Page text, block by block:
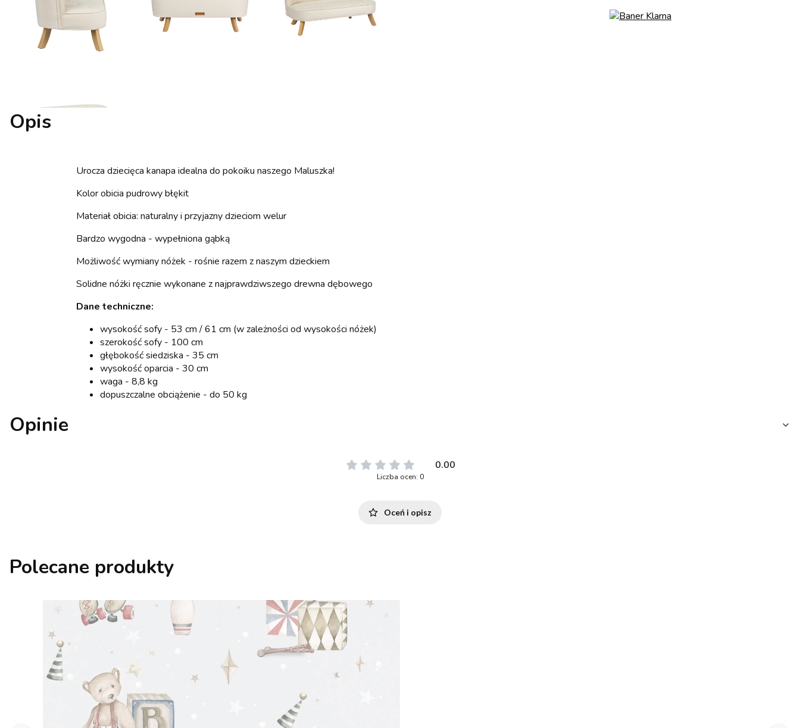
Opis
Urocza dziecięca kanapa idealna do pokoiku naszego Maluszka!
Kolor obicia pudrowy błękit
Materiał obicia: naturalny i przyjazny dzieciom welur
Bardzo wygodna - wypełniona gąbką
Możliwość wymiany nóżek - rośnie razem z naszym dzieckiem
Solidne nóżki ręcznie wykonane z najprawdziwszego drewna dębowego
Dane techniczne:
wysokość sofy - 53 cm / 61 cm (w zależności od wysokości nóżek)
szerokość sofy - 100 cm
głębokość siedziska - 35 cm
wysokość oparcia - 30 cm
waga - 8,8 kg
dopuszczalne obciążenie - do 50 kg
Opinie
0.00
Liczba ocen: 0
Oceń i opisz
Polecane produkty